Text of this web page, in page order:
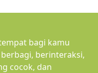
bagi kamu
berinteraksi,
cocok, dan